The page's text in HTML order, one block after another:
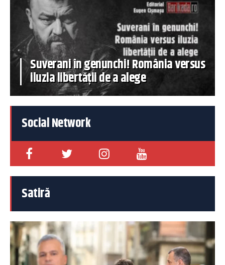
Suverani în genunchi! România versus
iluzia libertății de a alege
Social Network
Satiră